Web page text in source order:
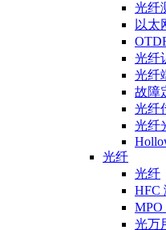
光纤
以太
光纤
光纤
故障
光纤
光纤
光纤
光纤
HFC
MPO
光万